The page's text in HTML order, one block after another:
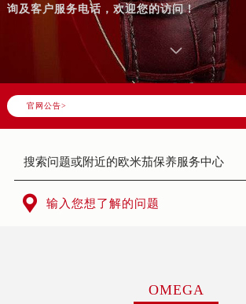
询及客户服务电话，欢迎您的访问！
官网公告>
 输入您想了解的问题
OMEGA